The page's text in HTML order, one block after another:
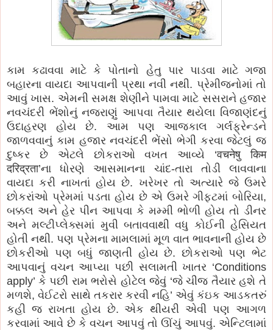
કામ કઢાવવા માટે કે પોતાનો હેતુ પાર પાડવા માટે ગજા
બહારના વાયદા આપવાની પ્રથા નવી નથી. પ્રેમીજનોમાં તો
આવું ખાસ. એમની સમક્ષ શેણીને પામવા માટે સસરાને હજાર
નવચંદરી ભેંશોનું નજરાણું આપવા તૈયાર થયેલા વિજાણંદનું
ઉદાહરણ હોય છે. આમ પણ આજકાલ ગર્લફ્રેન્ડને
જાળવવાનું કામ હજાર નવચંદરી ભેંસો ભેગી કરવા જેટલું જ
દુષ્કર છે એટલે છોકરાઓ વખત આવ્યે ‘वचनेषु किम
दरिद्रता’ના ધોરણે આસમાનના ચાંદ-તારા તોડી લાવવાના
વાયદા કરી નાખતાં હોય છે. ખરેખર તો અત્યારે જે ઉમરે
છોકરાંઓ પ્રેમમાં પડતા હોય છે એ ઉમરે ગીફ્ટમાં બોરિયા,
બક્કલ અને હેર પીન આપવા કે મમ્મી ભોળી હોય તો ડીનર
અને મલ્ટીપ્લેક્સમાં મુવી બતાવવાથી વધુ કોઈની હેસિયત
હોતી નથી. પણ પ્રેમના મામલામાં મૂળ વાત ભાવનાની હોય છે
છોકરીઓ પણ બધું જાણતી હોય છે. છોકરાઓ પણ ભેટ
આપવાનું વચન આપ્યા પછી સલામતી ખાતર ‘Conditions
apply’ કે પછી રામ ભરોસે હોટેલ જેવું ‘જે ચીજ તૈયાર હશે તે
મળશે, વેઈટરો સાથે તકરાર કરવી નહિ’ એવું કંઇક આડકતરું
કહી જ રાખતા હોય છે. એક થીયરી એવી પણ આગળ
કરવામાં આવે છે કે વચન આપવું તો ઊંચું આપવું. એન્ટિલામાં